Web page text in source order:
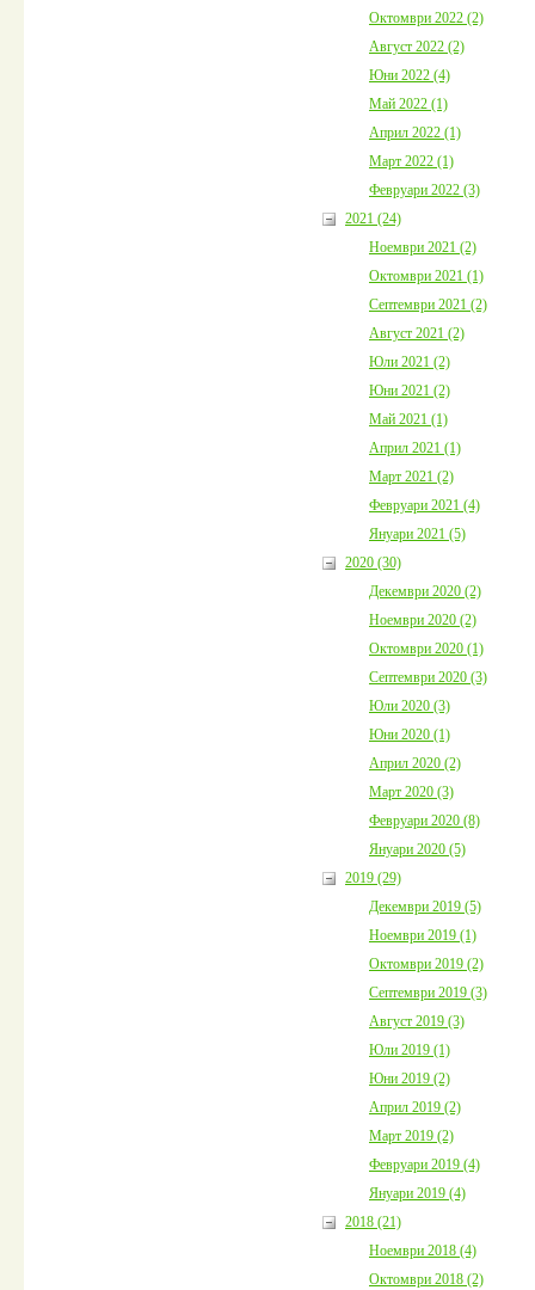
Октомври 2022 (2)
Август 2022 (2)
Юни 2022 (4)
Май 2022 (1)
Април 2022 (1)
Март 2022 (1)
Февруари 2022 (3)
2021 (24)
Ноември 2021 (2)
Октомври 2021 (1)
Септември 2021 (2)
Август 2021 (2)
Юли 2021 (2)
Юни 2021 (2)
Май 2021 (1)
Април 2021 (1)
Март 2021 (2)
Февруари 2021 (4)
Януари 2021 (5)
2020 (30)
Декември 2020 (2)
Ноември 2020 (2)
Октомври 2020 (1)
Септември 2020 (3)
Юли 2020 (3)
Юни 2020 (1)
Април 2020 (2)
Март 2020 (3)
Февруари 2020 (8)
Януари 2020 (5)
2019 (29)
Декември 2019 (5)
Ноември 2019 (1)
Октомври 2019 (2)
Септември 2019 (3)
Август 2019 (3)
Юли 2019 (1)
Юни 2019 (2)
Април 2019 (2)
Март 2019 (2)
Февруари 2019 (4)
Януари 2019 (4)
2018 (21)
Ноември 2018 (4)
Октомври 2018 (2)